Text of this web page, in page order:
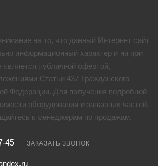
на то, что данный Интернет сайт
информационный характер и ни при
является публичной офертой,
Статьи 437 Гражданского
Федерации. Для получения подробной
оборудования и запасных частей,
к менеджерам по продажам.
45 ЗАКАЗАТЬ ЗВОНОК